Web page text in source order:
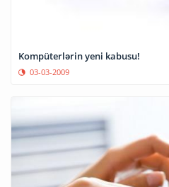
Kompüterlərin yeni kabusu!
03-03-2009